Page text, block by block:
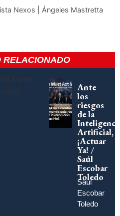
Nexos | Ángeles Mastretta
RELACIONADO
was
Ante
los
riesgos
de la
Artificial,
¡Actuar
Ya! /
Saúl
Escobar
Toledo
Saúl
Escobar
Toledo